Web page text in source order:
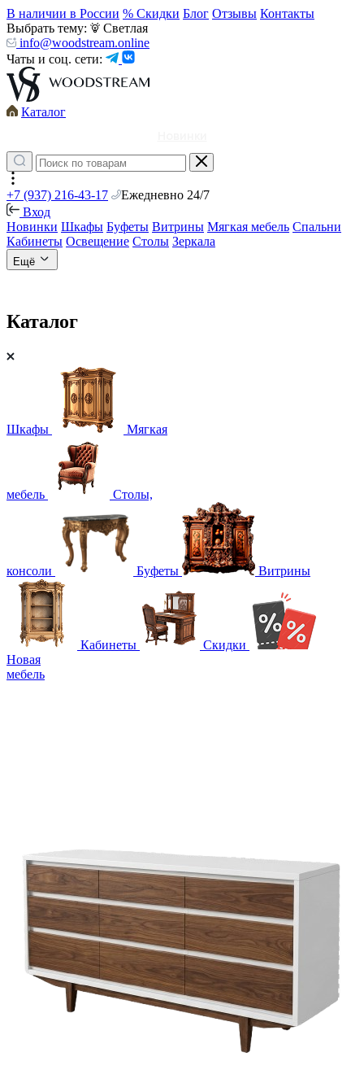
В наличии в России % Скидки Блог Отзывы Контакты
Выбрать тему:
Светлая
info@woodstream.online
Чаты и соц. сети:
Каталог
+7 (937) 216-43-17
Ежедневно 24/7
Вход
Новинки Шкафы Буфеты Витрины Мягкая мебель Спальни
Кабинеты Освещение Столы Зеркала
Ещё
Каталог
Шкафы Мягкая
мебель Столы,
консоли Буфеты Витрины
Кабинеты
Скидки
Новая
мебель